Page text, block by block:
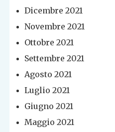
Dicembre 2021
Novembre 2021
Ottobre 2021
Settembre 2021
Agosto 2021
Luglio 2021
Giugno 2021
Maggio 2021